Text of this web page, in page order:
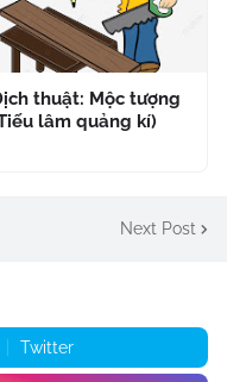
thuật: Mộc tượng
lâm quảng kí)
Next Post
Twitter